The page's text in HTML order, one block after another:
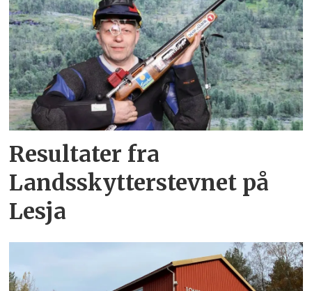
Resultater fra
Landsskytterstevnet på
Lesja